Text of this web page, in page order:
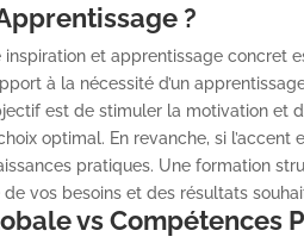
?
inspiration et apprentissage concret
à la nécessité d’un
est de stimuler la motivation et
optimal. En revanche, si
pratiques. Une formation
vos besoins et des résultats
vs Compétences